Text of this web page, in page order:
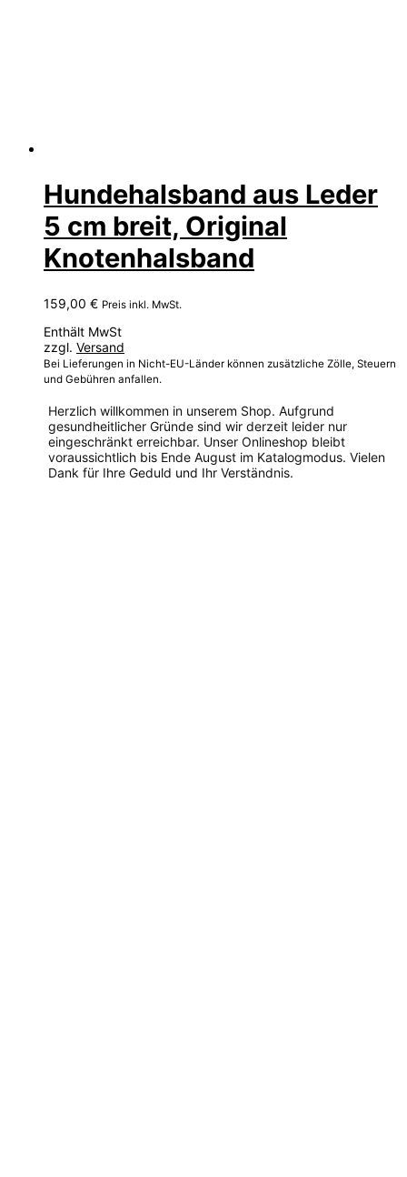
Hundehalsband aus Leder
5 cm breit, Original
Knotenhalsband
159,00 € Preis inkl. MwSt.
Enthält MwSt
zzgl. Versand
Bei Lieferungen in Nicht-EU-Länder können zusätzliche Zölle, Steuern
und Gebühren anfallen.
Herzlich willkommen in unserem Shop. Aufgrund
gesundheitlicher Gründe sind wir derzeit leider nur
eingeschränkt erreichbar. Unser Onlineshop bleibt
voraussichtlich bis Ende August im Katalogmodus. Vielen
Dank für Ihre Geduld und Ihr Verständnis.